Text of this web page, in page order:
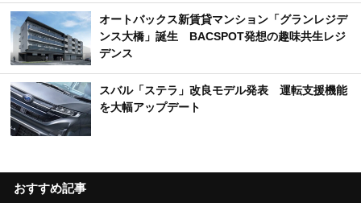
オートバックス新賃貸マンション「グランレジデ
ンス大橋」誕生 BACSPOT発想の趣味共生レジ
デンス
スバル「ステラ」改良モデル発表 運転支援機能
を大幅アップデート
おすすめ記事